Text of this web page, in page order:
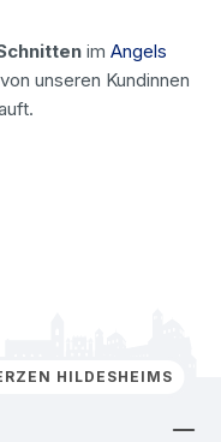
im Angels
unseren Kundinnen
HILDESHEIMS